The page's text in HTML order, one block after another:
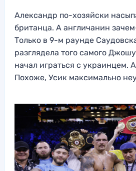
Александр по-хозяйски
британца. А англичанин
Только в 9-м раунде
разглядела того самого
начал играться с украинцем.
Похоже, Усик максимально